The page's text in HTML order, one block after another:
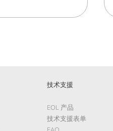
技术支援
EOL 产品
技术支援表单